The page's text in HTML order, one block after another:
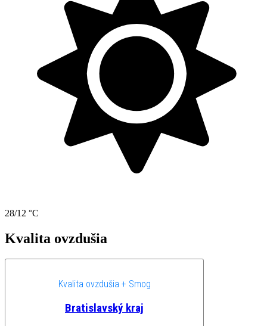
28/12 °C
Kvalita ovzdušia
Kvalita ovzdušia + Smog
Bratislavský kraj